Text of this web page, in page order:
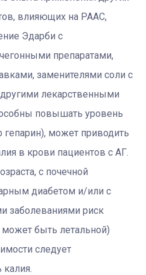
влияющих на РААС,
Эдарби с
препаратами,
заменителями соли с
лекарственными
повышать уровень
может приводить
в крови пациентов с АГ.
с почечной
диабетом и/или с
заболеваниями риск
быть летальной)
следует